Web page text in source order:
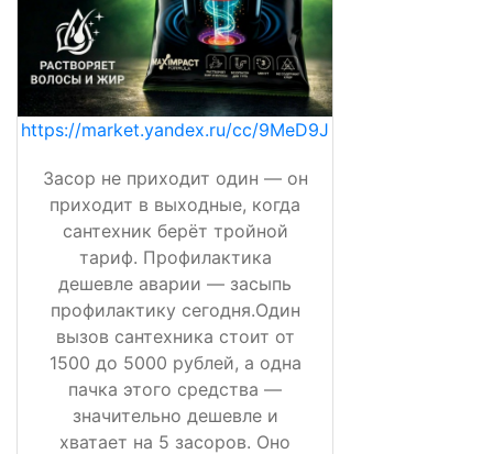
https://market.yandex.ru/cc/9MeD9J
Засор не приходит один — он
приходит в выходные, когда
сантехник берёт тройной
тариф. Профилактика
дешевле аварии — засыпь
профилактику сегодня.Один
вызов сантехника стоит от
1500 до 5000 рублей, а одна
пачка этого средства —
значительно дешевле и
хватает на 5 засоров. Оно